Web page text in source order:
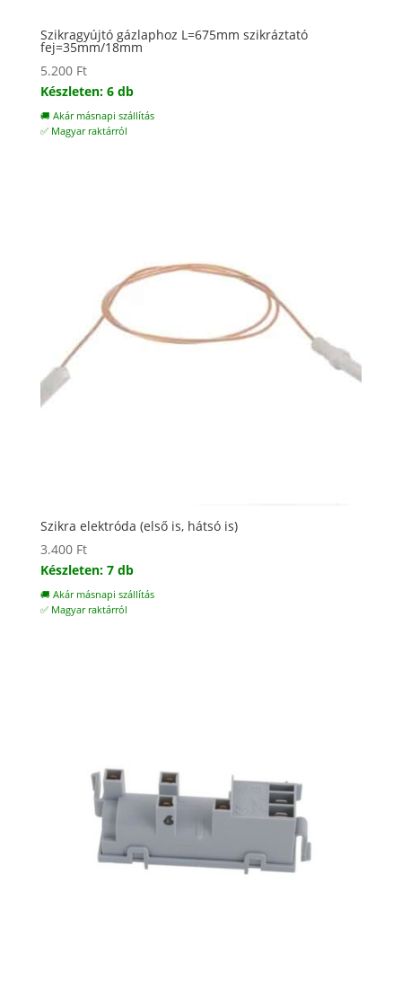
Szikragyújtó gázlaphoz L=675mm szikráztató
fej=35mm/18mm
5.200 Ft
Készleten: 6 db
🚚 Akár másnapi szállítás
✅ Magyar raktárról
Szikra elektróda (első is, hátsó is)
3.400 Ft
Készleten: 7 db
🚚 Akár másnapi szállítás
✅ Magyar raktárról